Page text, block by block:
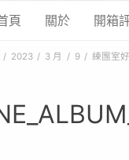
頁 關於 開箱
2023 3 月 9 練團室